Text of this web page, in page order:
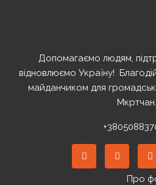
Допомагаємо людям,
відновлюємо Україну!
майданчиком для
Мкртчан.
Про